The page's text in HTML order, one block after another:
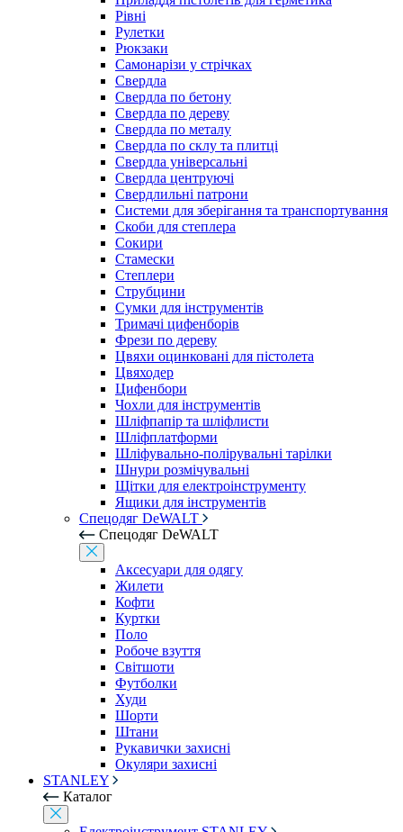
Рівні
Рулетки
Рюкзаки
Самонарізи у стрічках
Свердла
Свердла по бетону
Свердла по дереву
Свердла по металу
Свердла по склу та плитці
Свердла універсальні
Свердла центруючі
Свердлильні патрони
Системи для зберігання та транспортування
Скоби для степлера
Сокири
Стамески
Степлери
Струбцини
Сумки для інструментів
Тримачі цифенборів
Фрези по дереву
Цвяхи оцинковані для пістолета
Цвяходер
Цифенбори
Чохли для інструментів
Шліфпапір та шліфлисти
Шліфплатформи
Шліфувально-полірувальні тарілки
Шнури розмічувальні
Щітки для електроінструменту
Ящики для інструментів
Спецодяг DeWALT
Спецодяг DeWALT
Аксесуари для одягу
Жилети
Кофти
Куртки
Поло
Робоче взуття
Світшоти
Футболки
Худи
Шорти
Штани
Рукавички захисні
Окуляри захисні
STANLEY
Каталог